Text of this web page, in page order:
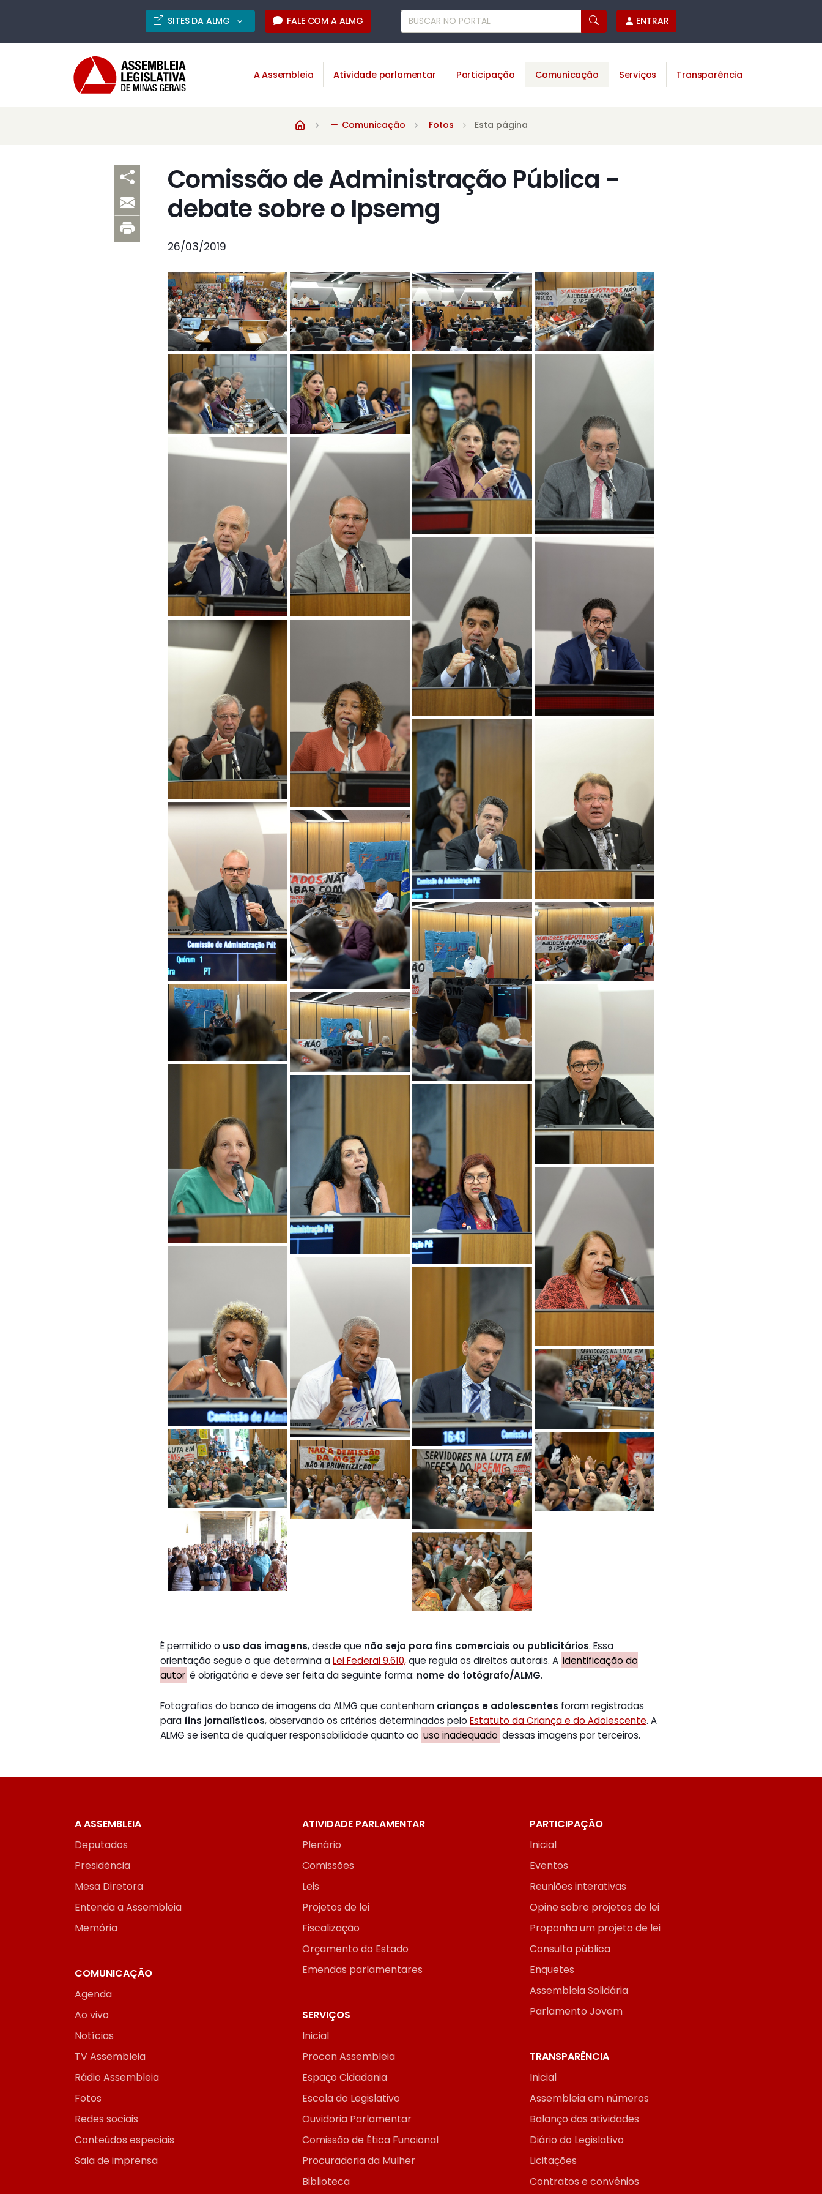
SITES DA ALMG FALE COM A ALMG ENTRAR
A Assembleia Atividade parlamentar Participação Comunicação Serviços Transparência
Comunicação Fotos Esta página
Comissão de Administração Pública -
debate sobre o Ipsemg
26/03/2019
É permitido o uso das imagens, desde que não seja para fins comerciais ou publicitários. Essa
orientação segue o que determina aLei Federal 9.610,que regula os direitos autorais. A identificação do
autor é obrigatória e deve ser feita da seguinte forma: nome do fotógrafo/ALMG.
Fotografias do banco de imagens da ALMG que contenham crianças e adolescentes foram registradas
para fins jornalísticos, observando os critérios determinados pelo Estatuto da Criança e do Adolescente. A
ALMG se isenta de qualquer responsabilidade quanto ao uso inadequado dessas imagens por terceiros.
A ASSEMBLEIA
Deputados
Presidência
Mesa Diretora
Entenda a Assembleia
Memória
ATIVIDADE PARLAMENTAR
Plenário
Comissões
Leis
Projetos de lei
Fiscalização
Orçamento do Estado
Emendas parlamentares
PARTICIPAÇÃO
Inicial
Eventos
Reuniões interativas
Opine sobre projetos de lei
Proponha um projeto de lei
Consulta pública
Enquetes
Assembleia Solidária
Parlamento Jovem
COMUNICAÇÃO
Agenda
Ao vivo
Notícias
TV Assembleia
Rádio Assembleia
Fotos
Redes sociais
Conteúdos especiais
Sala de imprensa
SERVIÇOS
Inicial
Procon Assembleia
Espaço Cidadania
Escola do Legislativo
Ouvidoria Parlamentar
Comissão de Ética Funcional
Procuradoria da Mulher
Biblioteca
TRANSPARÊNCIA
Inicial
Assembleia em números
Balanço das atividades
Diário do Legislativo
Licitações
Contratos e convênios